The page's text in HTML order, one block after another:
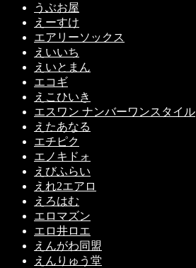
うぶお屋
えーすけ
エアリーソックス
えいいち
えいとまん
エコギ
えこひいき
エスワン ナンバーワンスタイル
えたあなる
エチピク
エノキドォ
えびふらい
えれ2エアロ
えろはむ
エロマズン
エロ井ロエ
えんがわ同盟
えんりゅう堂